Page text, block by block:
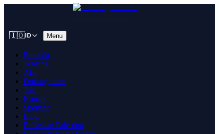
🇮🇩 ID Menu
Beranda
Tentang
Alat
Dukung kami
Tim
Kontak
Sponsor
Blog
Bebaskan Palestina